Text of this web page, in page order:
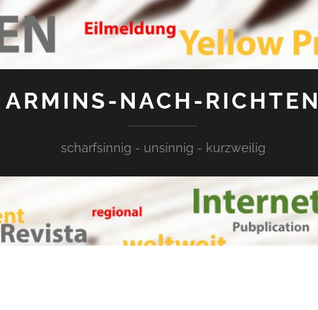
ARMINS-NACH-
scharfsinnig - unsinnig - kurzweilig